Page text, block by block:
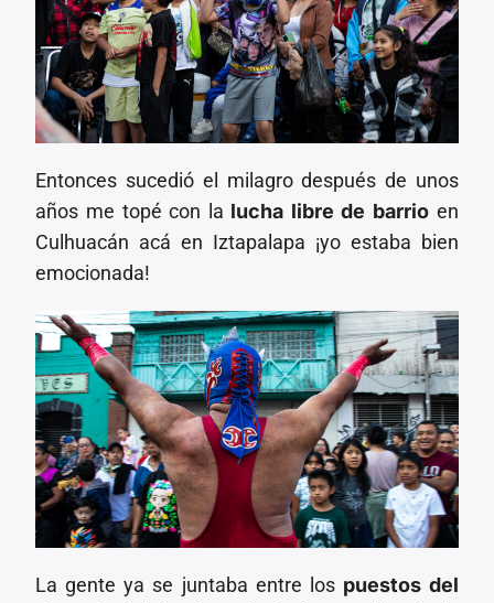
Entonces sucedió el milagro después de unos
años me topé con la lucha libre de barrio en
Culhuacán acá en Iztapalapa ¡yo estaba bien
emocionada!
La gente ya se juntaba entre los puestos del